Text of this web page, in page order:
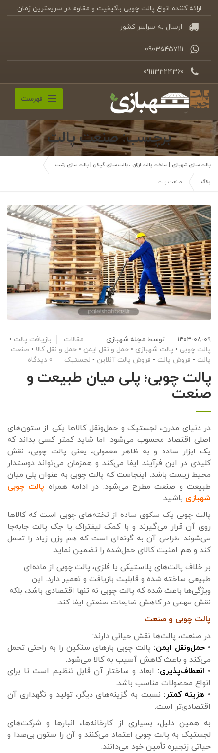
ارائه کننده انواع پالت چوبی باکیفیت و مقاوم در سریعترین زمان
ارسال به سراسر کشور
09035457111
09113324360
فهرست
برچسب: صنعت پالت
پالت سازی شهبازی | ساخت پالت ارزان ، پالت سازی گیلان | پالت سازی رشت
بلاگ صنعت پالت
۱۴۰۴-۰۸-۰۹ توسط مجله شهبازی مقالات بازیافت پالت •
پالت چوبی • پالت شهبازی • حمل و نقل ایمن • حمل و نقل کالا • صنعت
پالت • فروش پالت • فروش پالت آنلاین • لجستیک 0 دیدگاه
پالت چوبی؛ پلی میان طبیعت و
صنعت
در دنیای مدرن، لجستیک و حمل‌ونقل کالاها یکی از ستون‌های
اصلی اقتصاد محسوب می‌شود. اما شاید کمتر کسی بداند که
یک ابزار ساده و به ظاهر معمولی، یعنی پالت چوبی، نقش
کلیدی در این فرآیند ایفا می‌کند و همزمان می‌تواند دوستدار
محیط زیست باشد. اینجاست که پالت چوبی به عنوان پلی میان
طبیعت و صنعت مطرح می‌شود. در ادامه همراه پالت چوبی
شهبازی باشید.
پالت چوبی یک سکوی ساده از تخته‌های چوبی است که کالاها
روی آن قرار می‌گیرند و با کمک لیفتراک یا جک پالت جابه‌جا
می‌شوند. طراحی آن به گونه‌ای است که هم وزن زیاد را تحمل
کند و هم امنیت کالای حمل‌شده را تضمین نماید.
بر خلاف پالت‌های پلاستیکی یا فلزی، پالت چوبی از ماده‌ای
طبیعی ساخته شده و قابلیت بازیافت و تعمیر دارد. این
ویژگی‌ها باعث شده که پالت چوبی نه تنها اقتصادی باشد، بلکه
نقش مهمی در کاهش ضایعات صنعتی ایفا کند.
پالت چوبی و صنعت
در صنعت، پالت‌ها نقش حیاتی دارند:
• حمل‌ونقل ایمن: پالت چوبی بارهای سنگین را به راحتی تحمل
می‌کند و باعث کاهش آسیب به کالا می‌شود.
• انعطاف‌پذیری: ابعاد و ساختار آن قابل تنظیم است تا برای
انواع محصولات مناسب باشد.
• هزینه کمتر: نسبت به گزینه‌های دیگر، تولید و نگهداری آن
اقتصادی‌تر است.
به همین دلیل، بسیاری از کارخانه‌ها، انبارها و شرکت‌های
لجستیک به پالت چوبی اعتماد می‌کنند و آن را ستون بی‌صدا و
حیاتی زنجیره تأمین خود می‌دانند.